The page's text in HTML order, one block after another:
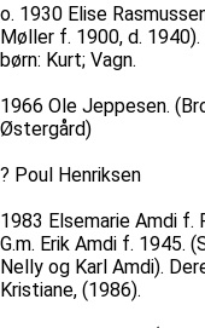
o. 1930 Elise
Møller f. 1900, d. 1940).
børn: Kurt; Vagn.
1966 Ole Jeppesen.
Østergård)
? Poul Henriksen
1983 Elsemarie Amdi f.
G.m. Erik Amdi f. 1945.
Nelly og Karl Amdi).
Kristiane, (1986).